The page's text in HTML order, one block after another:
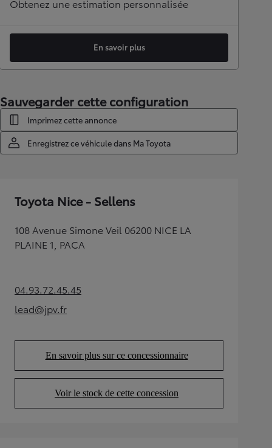
Obtenez une estimation personnalisée
En savoir plus
Sauvegarder cette configuration
Imprimez cette annonce
Enregistrez ce véhicule dans Ma Toyota
Toyota Nice - Sellens
108 Avenue Simone Veil 06200 NICE LA
PLAINE 1, PACA
04.93.72.45.45(Opens in new tab)
lead@jpv.fr(Opens in new tab)
En savoir plus sur ce concessionnaire
(Opens in new tab)
Voir le stock de cette concession
(Opens in new tab)